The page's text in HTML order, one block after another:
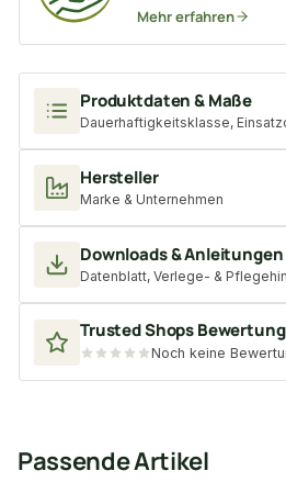
Produktdaten & Maße
Dauerhaftigkeitsklasse,
Hersteller
Marke & Unternehmen
Downloads & Anleitungen
Datenblatt, Verlege- &
Trusted Shops
Noch keine
Mehr erfahren
Passende Artikel